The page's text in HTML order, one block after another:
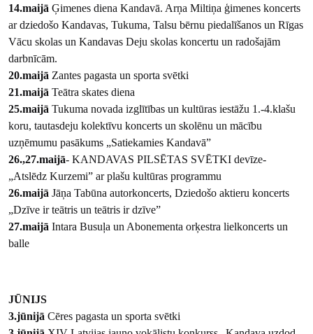
14.maijā Ģimenes diena Kandavā. Arņa Miltiņa ģimenes koncerts
ar dziedošo Kandavas, Tukuma, Talsu bērnu piedalīšanos un Rīgas
Vācu skolas un Kandavas Deju skolas koncertu un radošajām
darbnīcām.
20.maijā Zantes pagasta un sporta svētki
21.maijā Teātra skates diena
25.maijā Tukuma novada izglītības un kultūras iestāžu 1.-4.klašu
koru, tautasdeju kolektīvu koncerts un skolēnu un mācību
uzņēmumu pasākums „Satiekamies Kandavā”
26.,27.maijā- KANDAVAS PILSĒTAS SVĒTKI devīze-
„Atslēdz Kurzemi” ar plašu kultūras programmu
26.maijā Jāņa Tabūna autorkoncerts, Dziedošo aktieru koncerts
„Dzīve ir teātris un teātris ir dzīve”
27.maijā Intara Busuļa un Abonementa orķestra lielkoncerts un
balle
JŪNIJS
3.jūnijāCēres pagasta un sporta svētki